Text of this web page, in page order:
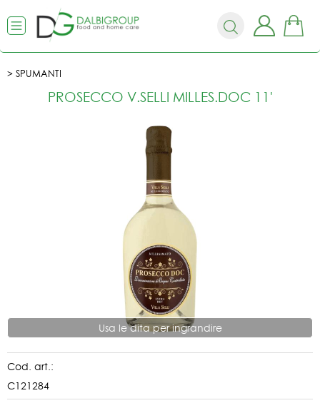
SPUMANTI
PROSECCO V.SELLI MILLES.DOC 11'
Usa le dita per ingrandire
Cod. art.:
C121284